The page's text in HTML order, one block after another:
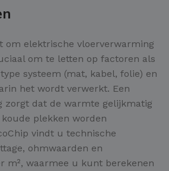
om elektrische vloerverwarming
om te letten op factoren als
systeem (mat, kabel, folie) en
het wordt verwerkt. Een
zorgt dat de warmte gelijkmatig
plekken worden
vindt u technische
ohmwaarden en
m², waarmee u kunt berekenen